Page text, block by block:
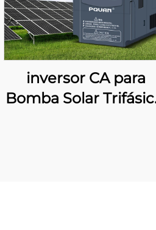
inversor CA para
Bomba Solar